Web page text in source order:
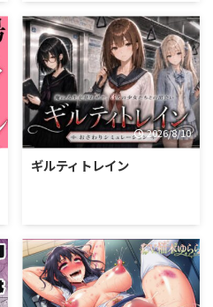
2026/8/10
ギルティトレイン